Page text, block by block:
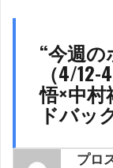
“今週の
（4/
悟×中村
ドバッ
プロ